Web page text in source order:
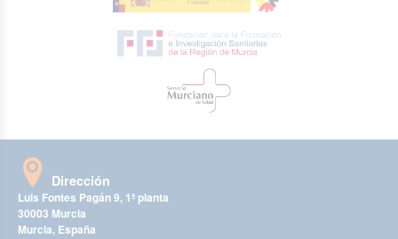
Dirección
Luis Fontes Pagán 9, 1ª planta
30003 Murcia
Murcia, España